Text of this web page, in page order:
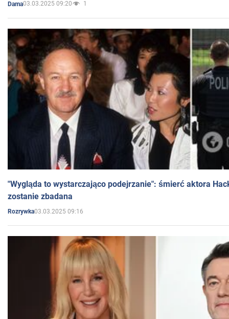
Dama03.03.2025 09:20 1
"Wygląda to wystarczająco podejrzanie": śmierć aktora
zostanie zbadana
Rozrywka03.03.2025 09:16